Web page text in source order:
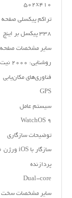
۵۰۲x۴۱۰
تراکم پیکسلی
۳۳۸ پیکسل بر اینچ
سایر مشخصات
روشنایی: ۲۰۰۰ نیت Always-on display
فناوری‌های مکان‌یابی
GPS
سیستم عامل
WatchOS ۹
توضیحات سازگاری
سازگار با iOS ورژن ۱۶ به بالا و گوشی‌های iPhone ۸ به بالا
پردازنده
Dual-core
سایر مشخصات سخت